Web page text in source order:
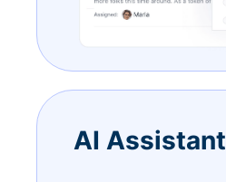
AI Assistant